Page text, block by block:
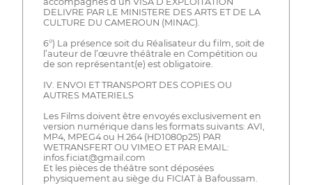
DELIVRE PAR LE MINISTERE DES ARTS ET DE LA
CULTURE DU CAMEROUN (MINAC).
6°) La présence soit du Réalisateur du film, soit de
l’auteur de l’œuvre théâtrale en Compétition ou
de son représentant(e) est obligatoire.
IV. ENVOI ET TRANSPORT DES COPIES OU
AUTRES MATERIELS
Les Films doivent être envoyés exclusivement en
version numérique dans les formats suivants: AVI,
MP4, MPEG4 ou H.264 (HD1080p25) PAR
WETRANSFERT OU VIMEO ET PAR EMAIL:
infos.ficiat@gmail.com
Et les pièces de théâtre sont déposées
physiquement au siège du FICIAT à Bafoussam.